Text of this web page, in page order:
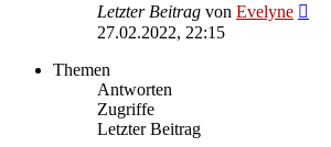
Letzter Beitrag von Evelyne
27.02.2022, 22:15
Themen
Antworten
Zugriffe
Letzter Beitrag